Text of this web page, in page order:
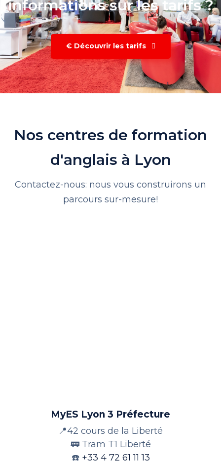
informations sur les tarifs ?
€ Découvrir les tarifs
Nos centres de formation
d'anglais à Lyon
Contactez-nous: nous vous construirons un
parcours sur-mesure!
MyES Lyon 3 Préfecture
📍42 cours de la Liberté
🚃 Tram T1 Liberté
☎️ +33 4 72 61 11 13